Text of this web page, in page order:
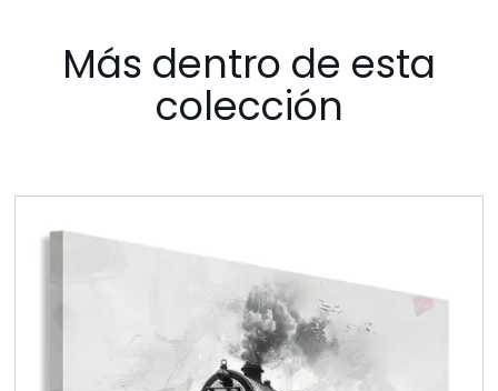
Más dentro de esta
colección